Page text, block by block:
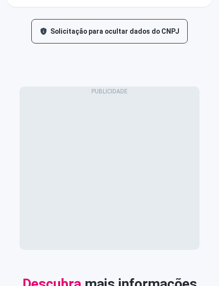
Solicitação para ocultar dados do CNPJ